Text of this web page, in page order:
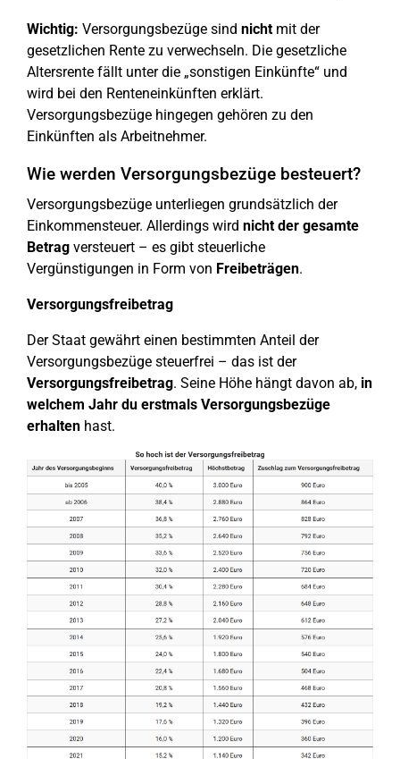
Wichtig: Versorgungsbezüge sind nichtmit der
gesetzlichen Rente zu verwechseln. Die gesetzliche
Altersrente fällt unter die „sonstigen Einkünfte“ und
wird bei den Renteneinkünften erklärt.
Versorgungsbezüge hingegen gehören zu den
Einkünften als Arbeitnehmer.
Wie werden Versorgungsbezüge besteuert?
Versorgungsbezüge unterliegen grundsätzlich der
Einkommensteuer. Allerdings wird nicht der gesamte
Betrag versteuert – es gibt steuerliche
Vergünstigungen in Form von Freibeträgen.
Versorgungsfreibetrag
Der Staat gewährt einen bestimmten Anteil der
Versorgungsbezüge steuerfrei – das ist der
Versorgungsfreibetrag. Seine Höhe hängt davon ab, in
welchem Jahr du erstmals Versorgungsbezüge
erhalten hast.